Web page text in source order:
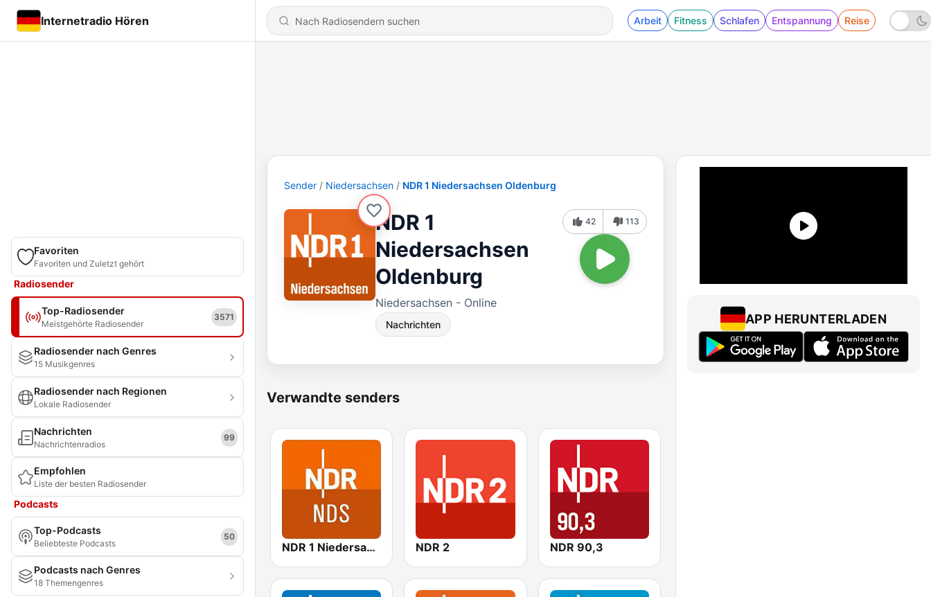
Internetradio Hören Arbeit Fitness Schlafen Entspannung Reise
Favoriten
Favoriten und Zuletzt gehört
Radiosender
Top-Radiosender
Meistgehörte Radiosender
3571
Radiosender nach Genres
15 Musikgenres
Radiosender nach Regionen
Lokale Radiosender
Nachrichten
Nachrichtenradios
99
Empfohlen
Liste der besten Radiosender
Podcasts
Top-Podcasts
Beliebteste Podcasts
50
Podcasts nach Genres
18 Themengenres
Sender Niedersachsen NDR 1 Niedersachsen Oldenburg
NDR 1
Niedersachsen
Oldenburg
Niedersachsen - Online
Nachrichten
42 113
Verwandte senders
NDR 1 Niedersachsen NDR 2 NDR 90,3
APP HERUNTERLADEN